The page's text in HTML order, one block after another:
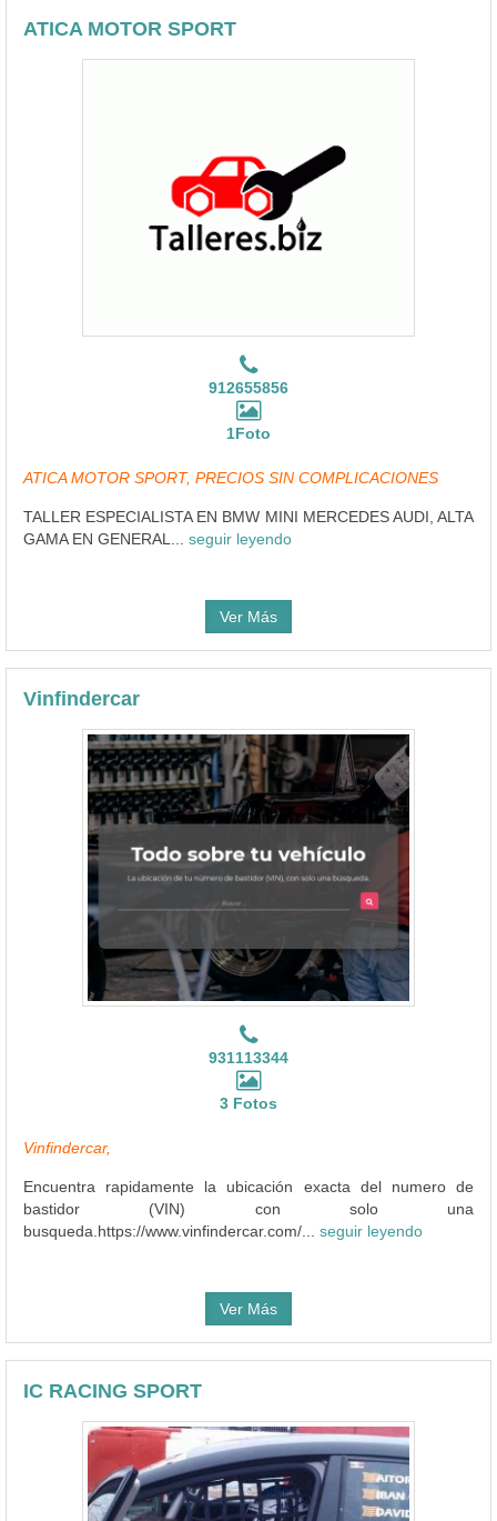
ATICA MOTOR SPORT
912655856
1Foto
ATICA MOTOR SPORT, PRECIOS SIN COMPLICACIONES
TALLER ESPECIALISTA EN BMW MINI MERCEDES AUDI, ALTA
GAMA EN GENERAL... seguir leyendo
Ver Más
Vinfindercar
931113344
3 Fotos
Vinfindercar,
Encuentra rapidamente la ubicación exacta del numero de
bastidor (VIN) con solo una
busqueda.https://www.vinfindercar.com/... seguir leyendo
Ver Más
IC RACING SPORT